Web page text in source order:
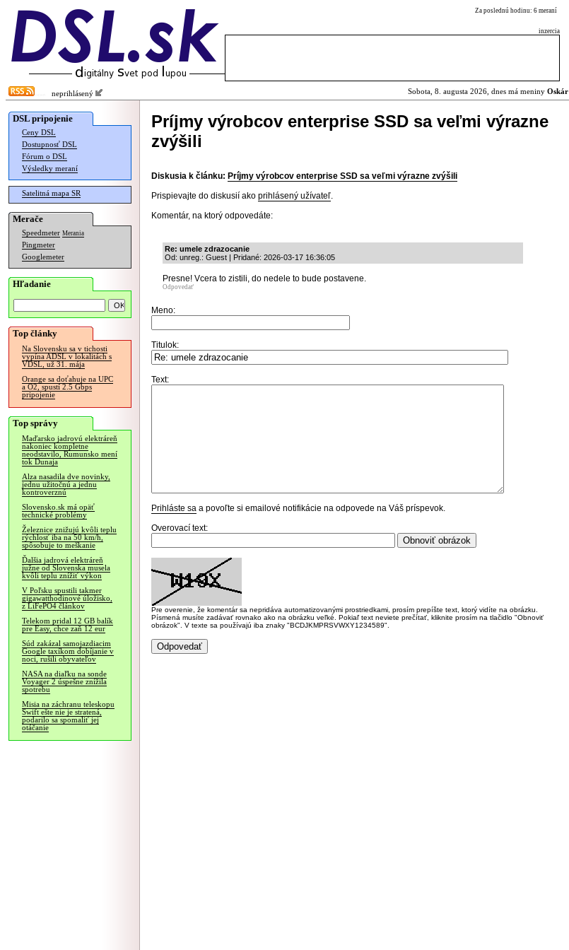
Za poslednú hodinu: 6 meraní
inzercia
neprihlásený Sobota, 8. augusta 2026, dnes má meniny Oskár
DSL pripojenie
Ceny DSL
Dostupnosť DSL
Fórum o DSL
Výsledky meraní
Satelitná mapa SR
Merače
Speedmeter Merania
Pingmeter
Googlemeter
Hľadanie
Top články
Na Slovensku sa v tichosti
vypína ADSL v lokalitách s
VDSL, už 31. mája
Orange sa doťahuje na UPC
a O2, spustí 2.5 Gbps
pripojenie
Top správy
Maďarsko jadrovú elektráreň
nakoniec kompletne
neodstavilo, Rumunsko mení
tok Dunaja
Alza nasadila dve novinky,
jednu užitočnú a jednu
kontroverznú
Slovensko.sk má opäť
technické problémy
Železnice znižujú kvôli teplu
rýchlosť iba na 50 km/h,
spôsobuje to meškanie
Ďalšia jadrová elektráreň
južne od Slovenska musela
kvôli teplu znížiť výkon
V Poľsku spustili takmer
gigawatthodinové úložisko,
z LiFePO4 článkov
Telekom pridal 12 GB balík
pre Easy, chce zaň 12 eur
Súd zakázal samojazdiacim
Google taxíkom dobíjanie v
noci, rušili obyvateľov
NASA na diaľku na sonde
Voyager 2 úspešne znížila
spotrebu
Misia na záchranu teleskopu
Swift ešte nie je stratená,
podarilo sa spomaliť jej
otáčanie
Príjmy výrobcov enterprise SSD sa veľmi výrazne
zvýšili
Diskusia k článku: Príjmy výrobcov enterprise SSD sa veľmi výrazne zvýšili
Prispievajte do diskusií ako prihlásený užívateľ.
Komentár, na ktorý odpovedáte:
Re: umele zdrazocanie
Od: unreg.: Guest | Pridané: 2026-03-17 16:36:05
Presne! Vcera to zistili, do nedele to bude postavene.
Odpovedať
Meno:
Titulok:
Text:
Prihláste sa a povoľte si emailové notifikácie na odpovede na Váš príspevok.
Overovací text:
Pre overenie, že komentár sa nepridáva automatizovanými prostriedkami, prosím prepíšte text, ktorý vidíte na obrázku.
Písmená musíte zadávať rovnako ako na obrázku veľké. Pokiaľ text neviete prečítať, kliknite prosím na tlačidlo "Obnoviť
obrázok". V texte sa používajú iba znaky "BCDJKMPRSVWXY1234589".